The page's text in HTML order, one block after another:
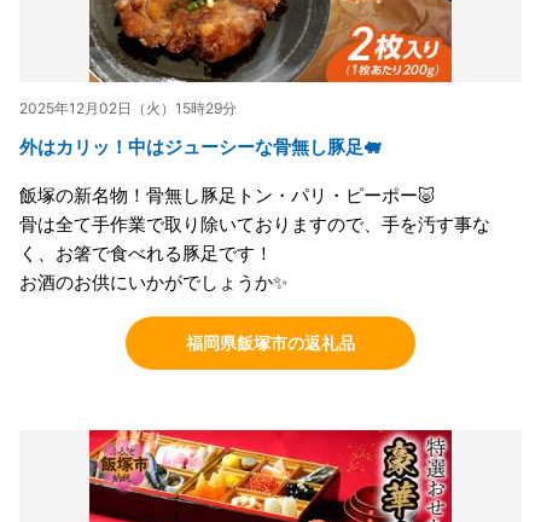
2025年12月02日（火）15時29分
外はカリッ！中はジューシーな骨無し豚足🐖
飯塚の新名物！骨無し豚足トン・パリ・ピーポー🐷
骨は全て手作業で取り除いておりますので、手を汚す事な
く、お箸で食べれる豚足です！
お酒のお供にいかがでしょうか✨
福岡県飯塚市の返礼品